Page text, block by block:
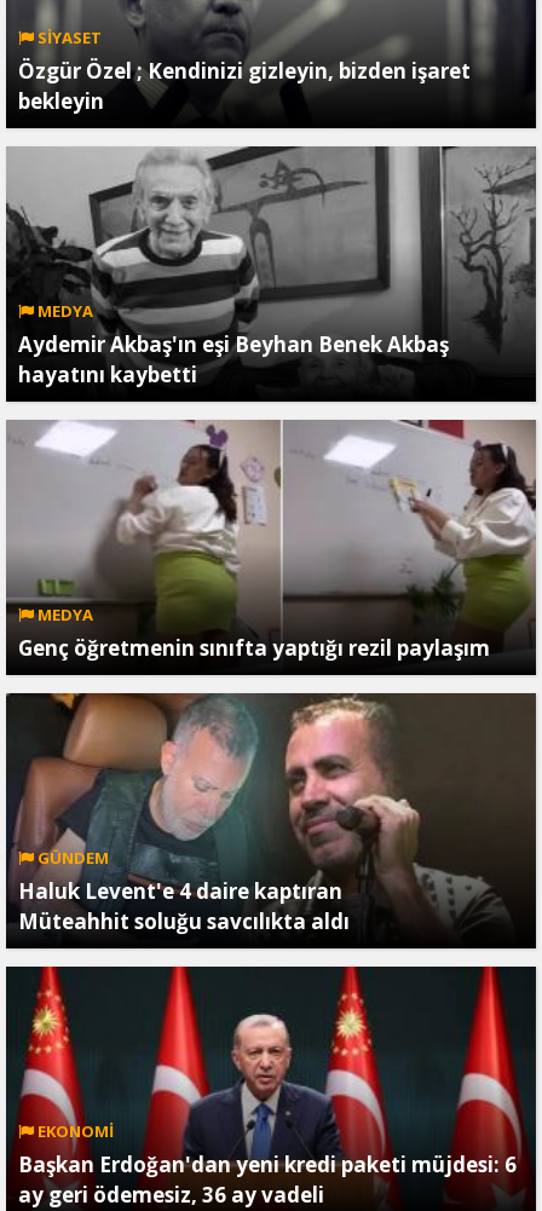
SİYASET
Özgür Özel ; Kendinizi gizleyin, bizden işaret
bekleyin
MEDYA
Aydemir Akbaş'ın eşi Beyhan Benek Akbaş
hayatını kaybetti
MEDYA
Genç öğretmenin sınıfta yaptığı rezil paylaşım
GÜNDEM
Haluk Levent'e 4 daire kaptıran
Müteahhit soluğu savcılıkta aldı
EKONOMİ
Başkan Erdoğan'dan yeni kredi paketi müjdesi: 6
ay geri ödemesiz, 36 ay vadeli